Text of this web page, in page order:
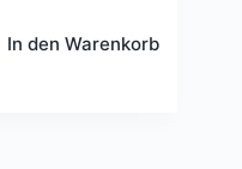
In den Warenkorb